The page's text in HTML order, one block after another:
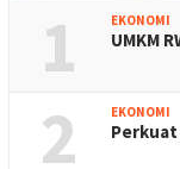
1 EKONOMI
UMKM
2 EKONOMI
Perkuat